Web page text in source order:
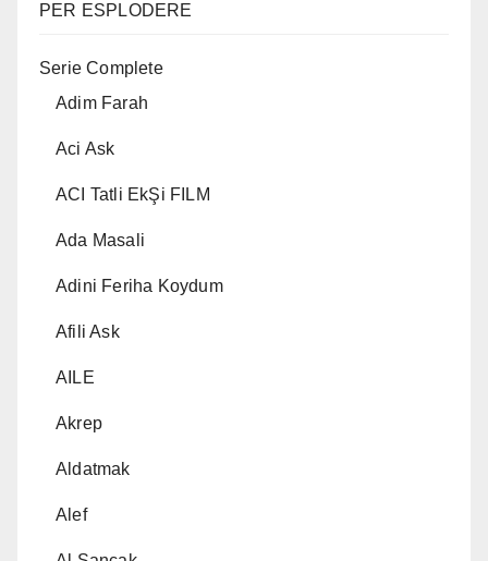
PER ESPLODERE
Serie Complete
Adim Farah
Aci Ask
ACI Tatli EkŞi FILM
Ada Masali
Adini Feriha Koydum
Afili Ask
AILE
Akrep
Aldatmak
Alef